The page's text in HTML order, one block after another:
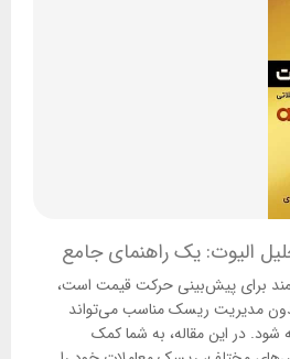
الیوت: یک راهنمای جامع
برای پیش‌بینی حرکت قیمت است،
بدون مدیریت ریسک مناسب می‌تواند
شود. در این مقاله، به شما کمک